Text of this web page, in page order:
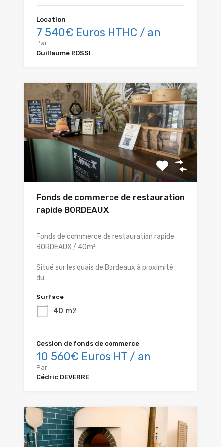
Location
7 540€ Euros HTHC / an
Par
Guillaume ROSSI
Fonds de commerce de restauration
rapide BORDEAUX
Fonds de commerce de restauration rapide
BORDEAUX / 40m²
Situé sur les quais de Bordeaux à proximité
du…
Surface
40 m2
Cession de fonds de commerce
10 560€ Euros HT / an
Par
Cédric DEVERRE